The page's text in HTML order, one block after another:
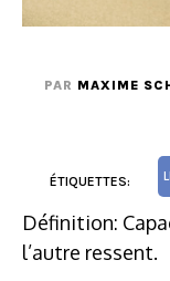
PAR MAXIME
ÉTIQUETTES:
Définition:
l’autre ressent.